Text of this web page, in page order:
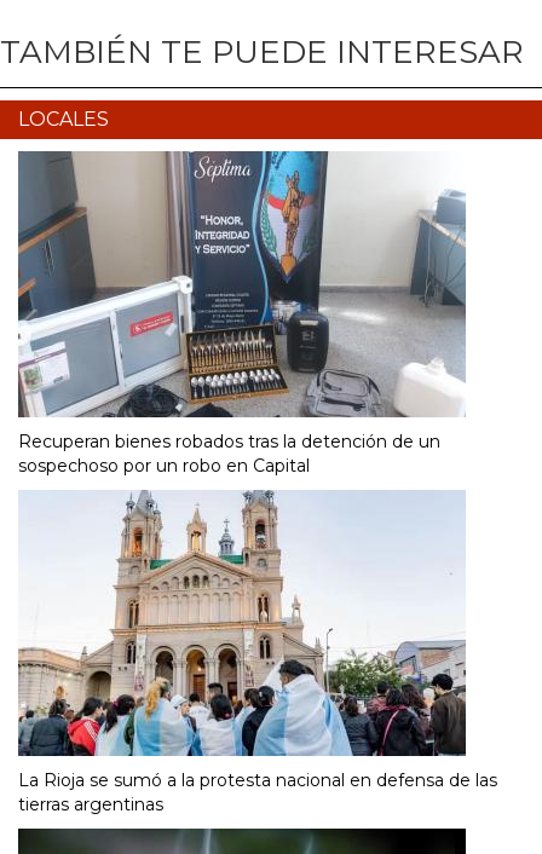
TAMBIÉN TE PUEDE INTERESAR
LOCALES
Recuperan bienes robados tras la detención de un
sospechoso por un robo en Capital
La Rioja se sumó a la protesta nacional en defensa de las
tierras argentinas